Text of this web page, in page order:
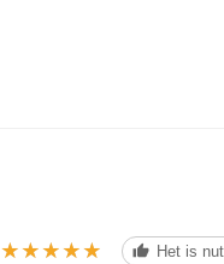
★★★★★
★★★★★ Het is